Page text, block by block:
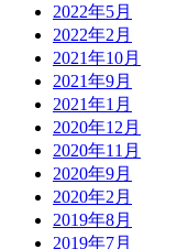
2022年5月
2022年2月
2021年10月
2021年9月
2021年1月
2020年12月
2020年11月
2020年9月
2020年2月
2019年8月
2019年7月